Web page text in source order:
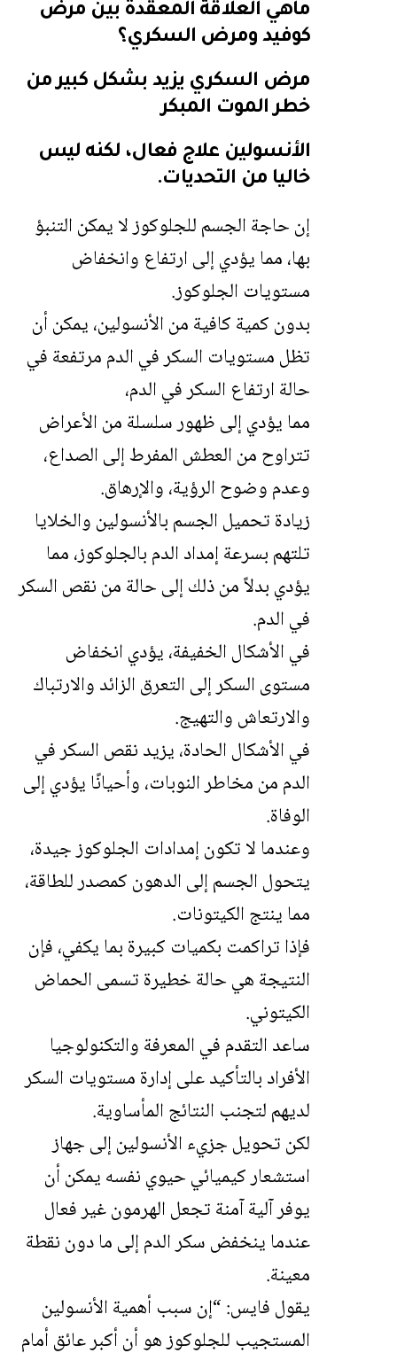
ماهي العلاقة المعقدة بين مرض
كوفيد ومرض السكري؟
مرض السكري يزيد بشكل كبير من
خطر الموت المبكر
الأنسولين علاج فعال، لكنه ليس
خاليا من التحديات.
إن حاجة الجسم للجلوكوز لا يمكن التنبؤ
بها، مما يؤدي إلى ارتفاع وانخفاض
مستويات الجلوكوز.
بدون كمية كافية من الأنسولين، يمكن أن
تظل مستويات السكر في الدم مرتفعة في
حالة ارتفاع السكر في الدم،
مما يؤدي إلى ظهور سلسلة من الأعراض
تتراوح من العطش المفرط إلى الصداع،
وعدم وضوح الرؤية، والإرهاق.
زيادة تحميل الجسم بالأنسولين والخلايا
تلتهم بسرعة إمداد الدم بالجلوكوز، مما
يؤدي بدلاً من ذلك إلى حالة من نقص السكر
في الدم.
في الأشكال الخفيفة، يؤدي انخفاض
مستوى السكر إلى التعرق الزائد والارتباك
والارتعاش والتهيج.
في الأشكال الحادة، يزيد نقص السكر في
الدم من مخاطر النوبات، وأحيانًا يؤدي إلى
الوفاة.
وعندما لا تكون إمدادات الجلوكوز جيدة،
يتحول الجسم إلى الدهون كمصدر للطاقة،
مما ينتج الكيتونات.
فإذا تراكمت بكميات كبيرة بما يكفي، فإن
النتيجة هي حالة خطيرة تسمى الحماض
الكيتوني.
ساعد التقدم في المعرفة والتكنولوجيا
الأفراد بالتأكيد على إدارة مستويات السكر
لديهم لتجنب النتائج المأساوية.
لكن تحويل جزيء الأنسولين إلى جهاز
استشعار كيميائي حيوي نفسه يمكن أن
يوفر آلية آمنة تجعل الهرمون غير فعال
عندما ينخفض ​​سكر الدم إلى ما دون نقطة
معينة.
يقول فايس: “إن سبب أهمية الأنسولين
المستجيب للجلوكوز هو أن أكبر عائق أمام